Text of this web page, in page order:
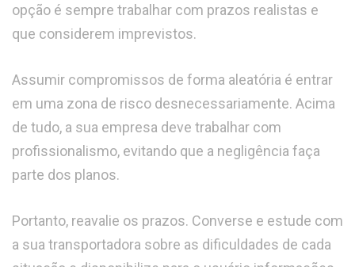
opção é sempre trabalhar com prazos realistas e
que considerem imprevistos.
Assumir compromissos de forma aleatória é entrar
em uma zona de risco desnecessariamente. Acima
de tudo, a sua empresa deve trabalhar com
profissionalismo, evitando que a negligência faça
parte dos planos.
Portanto, reavalie os prazos. Converse e estude com
a sua transportadora sobre as dificuldades de cada